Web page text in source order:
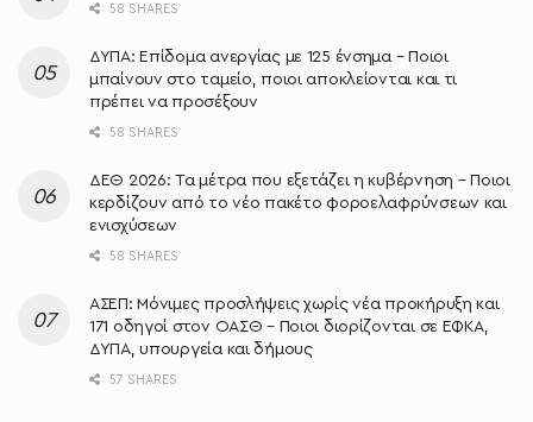
58 SHARES
ΔΥΠΑ: Επίδομα ανεργίας με 125 ένσημα – Ποιοι
μπαίνουν στο ταμείο, ποιοι αποκλείονται και τι
πρέπει να προσέξουν
58 SHARES
ΔΕΘ 2026: Τα μέτρα που εξετάζει η κυβέρνηση – Ποιοι
κερδίζουν από το νέο πακέτο φοροελαφρύνσεων και
ενισχύσεων
58 SHARES
ΑΣΕΠ: Μόνιμες προσλήψεις χωρίς νέα προκήρυξη και
171 οδηγοί στον ΟΑΣΘ – Ποιοι διορίζονται σε ΕΦΚΑ,
ΔΥΠΑ, υπουργεία και δήμους
57 SHARES